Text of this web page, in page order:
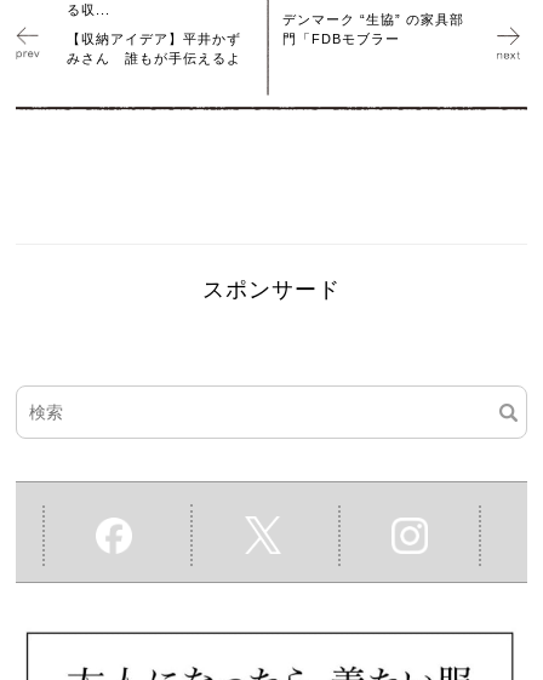
る収...
【収納アイデア】平井かず
みさん 誰もが手伝えるよ
デンマーク “生協” の家具部
門「FDBモブラー
スポンサード